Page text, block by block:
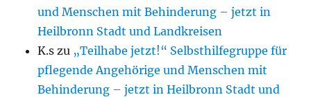
und Menschen mit Behinderung – jetzt in
Heilbronn Stadt und Landkreisen
K.s zu „Teilhabe jetzt!“ Selbsthilfegruppe für
pflegende Angehörige und Menschen mit
Behinderung – jetzt in Heilbronn Stadt und